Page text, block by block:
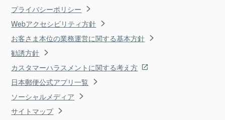
プライバシーポリシー
Webアクセシビリティ方針
お客さま本位の業務運営に関する基本方針
勧誘方針
カスタマーハラスメントに関する考え方
日本郵便公式アプリ一覧
ソーシャルメディア
サイトマップ